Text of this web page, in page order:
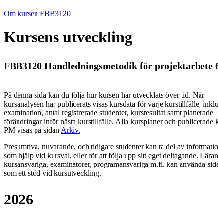
Om kursen FBB3120
Kursens utveckling
FBB3120 Handledningsmetodik för projektarbete
På denna sida kan du följa hur kursen har utvecklats över tid. När
kursanalysen har publicerats visas kursdata för varje kurstillfälle,
examination, antal registrerade studenter, kursresultat samt planerade
förändringar inför nästa kurstillfälle. Alla kursplaner och publicerade
PM visas på sidan Arkiv.
Presumtiva, nuvarande, och tidigare studenter kan ta del av
som hjälp vid kursval, eller för att följa upp sitt eget deltagande.
kursansvariga, examinatorer, programansvariga m.fl. kan använda
som ett stöd vid kursutveckling.
2026